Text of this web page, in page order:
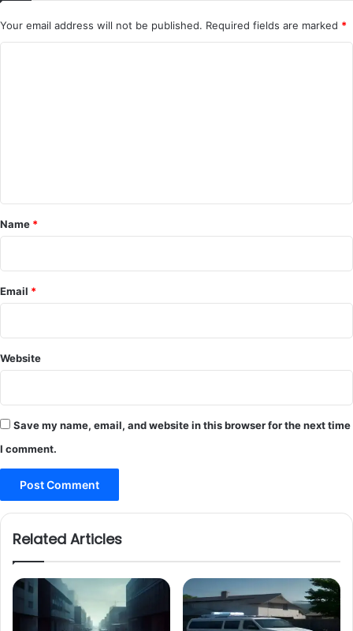
Your email address will not be published. Required fields are marked *
*
Name *
Email *
Website
Save my name, email, and website in this browser for the next time
I comment.
Related Articles